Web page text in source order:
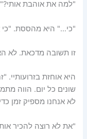
"למה את אוהבת
"כי…" היא מהססת. "כי
זו תשובה מדכאת. לא
היא אוחזת בזרועותיי.
שונים כל יום. הווה
לא אנחנו מספיק זמן
"את לא רוצה להכיר